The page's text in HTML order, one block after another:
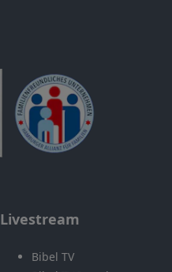
Livestream
Bibel TV